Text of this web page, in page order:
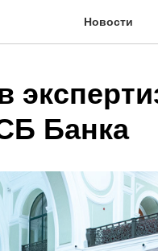
Новости
Банка